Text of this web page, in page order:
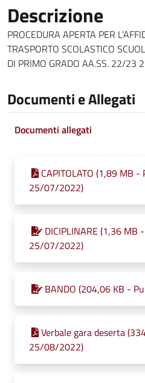
Descrizione
PROCEDURA APERTA PER
TRASPORTO SCOLASTICO
DI PRIMO GRADO AA.SS. 22/23
Documenti e Allegati
Documenti allegati
CAPITOLATO (1,89 MB
25/07/2022)
DICIPLINARE (1,36 MB
25/07/2022)
BANDO (204,06 KB -
Verbale gara deserta
25/08/2022)